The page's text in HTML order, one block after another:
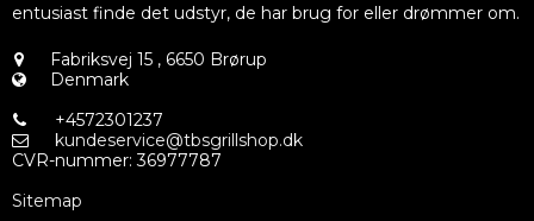
entusiast finde det udstyr, de har brug for eller drømmer om.
Fabriksvej 15 , 6650 Brørup
Denmark
+4572301237
kundeservice@tbsgrillshop.dk
CVR-nummer: 36977787
Sitemap